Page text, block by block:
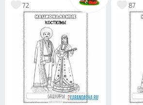
72 87